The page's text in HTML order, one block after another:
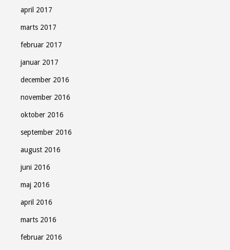
april 2017
marts 2017
februar 2017
januar 2017
december 2016
november 2016
oktober 2016
september 2016
august 2016
juni 2016
maj 2016
april 2016
marts 2016
februar 2016